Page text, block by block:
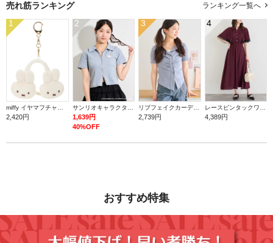
売れ筋ランキング ランキング一覧へ
1
miffy イヤマフチャーム ミッフィー【ミッフィー】
2,420円
2
サンリオキャラクターズ ダブルZIPラメトップス
1,639円
40%OFF
3
リブフェイクカーディガン
2,739円
4
レースピンタックワンピース
4,389円
おすすめ特集